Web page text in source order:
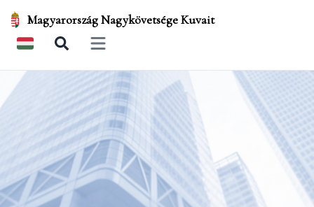
Magyarország Nagykövetsége Kuvait
Open main menu